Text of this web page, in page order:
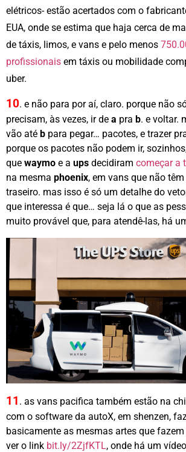
elétricos- estão acertados com o
EUA, onde se estima que haja cerca de
de táxis, limos, e vans e pelo menos
profissionais em táxis ou mobilidade
uber.
10. e não para por aí, claro. porque não
precisam, às vezes, ir de a pra b. e voltar.
vão até b para pegar… pacotes, e trazer
porque os pacotes não podem ir,
que waymo e a ups decidiram começar a
na mesma phoenix, em vans que não
traseiro. mas isso é só um detalhe do
que interessa é que… seja lá o que as
muito provável que, para atendê-las, há
11 . as vans pacifica também estão na
com o software da autoX, em shenzen,
basicamente as mesmas artes que
ver o link bit.ly/2ZjfKTL, onde há um